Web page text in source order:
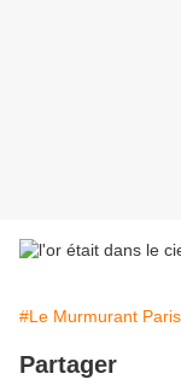
#Le Murmurant Paris
Partager